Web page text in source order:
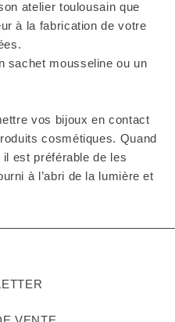
atelier toulousain que
à la fabrication de votre
sachet mousseline ou un
vos bijoux en contact
cosmétiques. Quand
est préférable de les
à l’abri de la lumière et